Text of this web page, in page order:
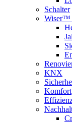
Schalter
Wiser™
KNX
Komfort